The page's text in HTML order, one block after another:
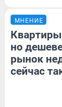
МНЕНИЕ
но
рынок
сейчас